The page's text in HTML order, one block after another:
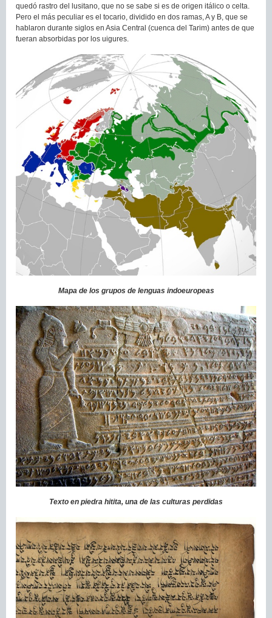
quedó rastro del lusitano, que no se sabe si es de origen itálico o celta.
Pero el más peculiar es el tocario, dividido en dos ramas, A y B, que se
hablaron durante siglos en Asia Central (cuenca del Tarim) antes de que
fueran absorbidas por los uigures.
Mapa de los grupos de lenguas indoeuropeas
Texto en piedra hitita, una de las culturas perdidas